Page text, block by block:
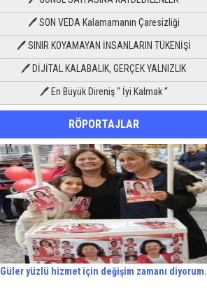
🖊 SON VEDA Kalamamanın Çaresizliği
🖊 SINIR KOYAMAYAN İNSANLARIN TÜKENİŞİ
🖊 DİJİTAL KALABALIK, GERÇEK YALNIZLIK
🖊 En Büyük Direniş “ İyi Kalmak “
RÖPORTAJLAR
Güler yüzlü hizmet için değişim zamanı diyorum.